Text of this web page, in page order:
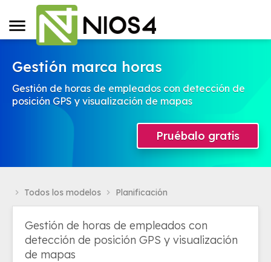
Gestión marca horas
Gestión de horas de empleados con detección de
posición GPS y visualización de mapas
Pruébalo gratis
navigate_next Todos los modelos navigate_next Planificación
Gestión de horas de empleados con
detección de posición GPS y visualización
de mapas